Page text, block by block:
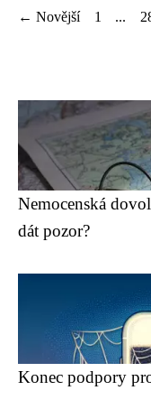
← Novější 1 ...
Nemocenská
dát pozor?
Konec podpory